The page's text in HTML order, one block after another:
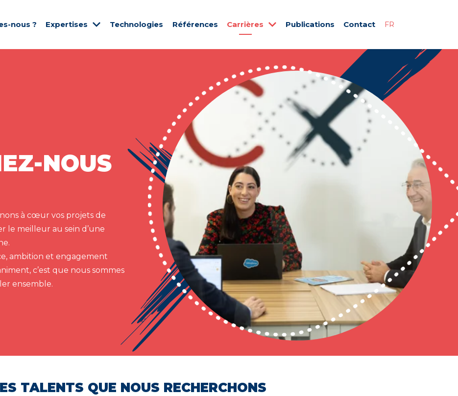
nous ? Expertises Technologies Références Carrières Publications Contact FR
NOUS
à cœur vos projets de
le meilleur au sein d’une
ambition et engagement
c’est que nous sommes
ensemble.
TALENTS QUE NOUS RECHERCHONS